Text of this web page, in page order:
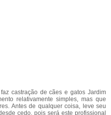
castração de cães e gatos Jardim
relativamente simples, mas que
Antes de qualquer coisa, leve seu
cedo, pois será este profissional